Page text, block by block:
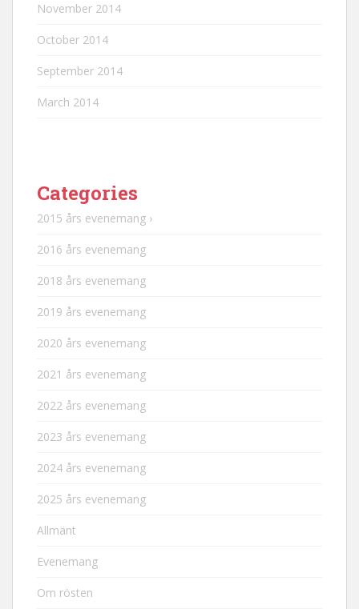
November 2014
October 2014
September 2014
March 2014
Categories
2015 års evenemang ›
2016 års evenemang
2018 års evenemang
2019 års evenemang
2020 års evenemang
2021 års evenemang
2022 års evenemang
2023 års evenemang
2024 års evenemang
2025 års evenemang
Allmänt
Evenemang
Om rösten